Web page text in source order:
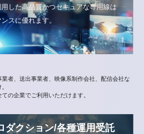
した高品質かつセキュアな専用線は
スに優れます。
者、送出事業者、映像系制作会社、配信会社な
の企業でご利用いただけます。
ダクション/各種運用受託